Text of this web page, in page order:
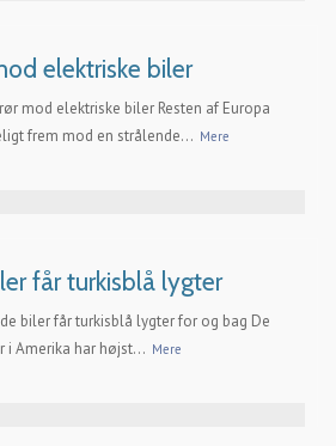
elektriske biler
mod elektriske biler Resten af Europa
frem mod en strålende... Mere
får turkisblå lygter
biler får turkisblå lygter for og bag De
i Amerika har højst... Mere